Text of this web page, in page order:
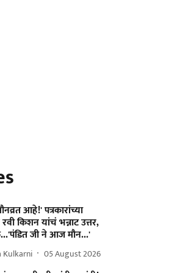
आहे!' पत्रकारांच्या
रवी किशन यांचं भन्नाट उत्तर,
जी ने आज मौन...'
Kulkarni 05 August 2026